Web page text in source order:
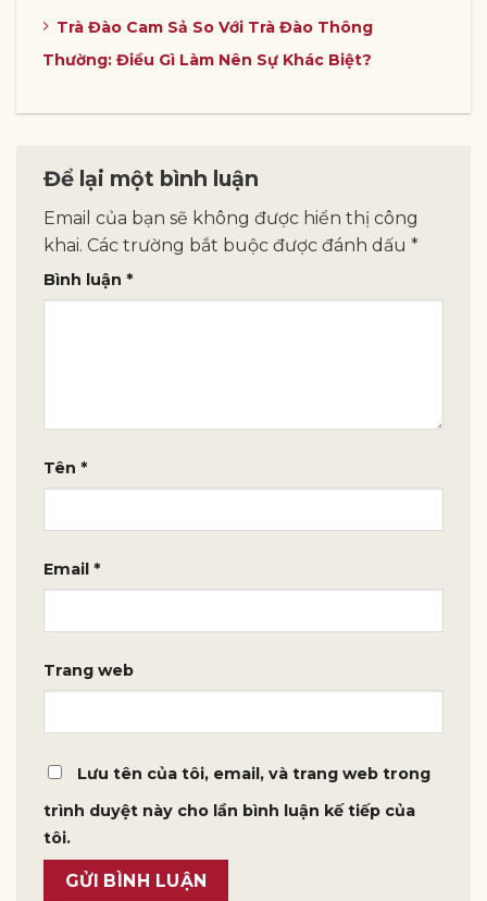
Trà Đào Cam Sả So Với Trà Đào Thông
Thường: Điều Gì Làm Nên Sự Khác Biệt?
Để lại một bình luận
Email của bạn sẽ không được hiển thị công
khai. Các trường bắt buộc được đánh dấu *
Bình luận *
Tên *
Email *
Trang web
Lưu tên của tôi, email, và trang web trong
trình duyệt này cho lần bình luận kế tiếp của
tôi.